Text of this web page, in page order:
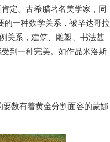
定。古希腊著名美学家，同
的一种数学关系，被毕达哥拉
关系，建筑、雕塑、书法甚
到一种完美。如作品米洛斯
数有着黄金分割面容的蒙娜